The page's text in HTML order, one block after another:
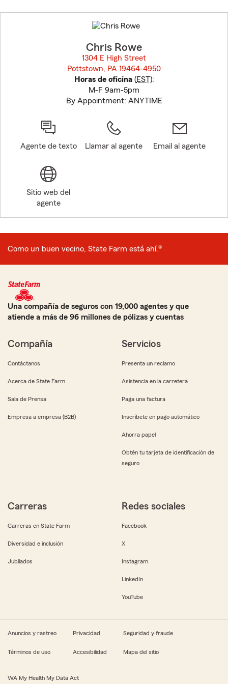
to
before
Chris Rowe
1304 E High Street
Pottstown, PA 19464-4950
Horas de oficina(EST):
M-F 9am-5pm
By Appointment: ANYTIME
Agente de texto Llamar al agente Email al agente
Sitio web del
agente
Como un buen vecino, State Farm está ahí.®
Una compañía de seguros con 19,000 agentes y que
atiende a más de 96 millones de pólizas y cuentas
Compañía
Contáctanos
Acerca de State Farm
Sala de Prensa
Empresa a empresa (B2B)
Servicios
Presenta un reclamo
Asistencia en la carretera
Paga una factura
Inscríbete en pago automático
Ahorra papel
Obtén tu tarjeta de identificación de
seguro
Carreras
Carreras en State Farm
Diversidad e inclusión
Jubilados
Redes sociales
Facebook
X
Instagram
LinkedIn
YouTube
Anuncios y rastreo Privacidad Seguridad y fraude
Términos de uso Accesibilidad Mapa del sitio
WA My Health My Data Act